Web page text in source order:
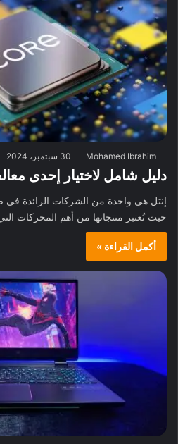
Mohamed Ibrahim 30 سبتمبر، 2024
دليل شامل لاختيار إحدى
إنتل هي واحدة من الشركات الرائدة في
حيث تُعتبر منتجاتها من أهم المحركات
أكمل القراءة »